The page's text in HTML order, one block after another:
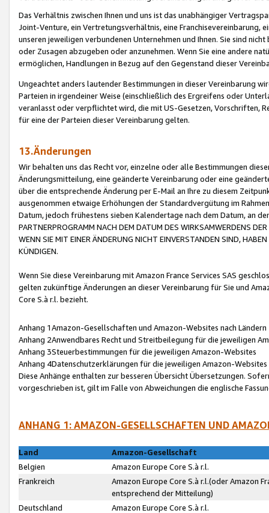
Das Verhältnis zwischen Ihnen und uns ist das unabhängiger
Joint-Venture, ein Vertretungsverhältnis, eine Franchisevereinbarung,
unseren jeweiligen verbundenen Unternehmen und Ihnen. Sie sind
oder Zusagen abzugeben oder anzunehmen. Wenn Sie eine andere
ermöglichen, Handlungen in Bezug auf den Gegenstand dieser
Ungeachtet anders lautender Bestimmungen in dieser Vereinbarung
Parteien in irgendeiner Weise (einschließlich des Ergreifens oder
veranlasst oder verpflichtet wird, die mit US-Gesetzen, Vorschriften,
für eine der Parteien dieser Vereinbarung gelten.
13.Änderungen
Wir behalten uns das Recht vor, einzelne oder alle Bestimmungen
Änderungsmitteilung, eine geänderte Vereinbarung oder eine
über die entsprechende Änderung per E-Mail an Ihre zu diesem
ausgenommen etwaige Erhöhungen der Standardvergütung im
Datum, jedoch frühestens sieben Kalendertage nach dem Datum, an
PARTNERPROGRAMM NACH DEM DATUM DES WIRKSAMWERDENS
WENN SIE MIT EINER ÄNDERUNG NICHT EINVERSTANDEN SIND,
KÜNDIGEN.
Wenn Sie diese Vereinbarung mit Amazon France Services SAS
gelten zukünftige Änderungen an dieser Vereinbarung für Sie und
Core S.à r.l. bezieht.
Anhang 1Amazon-Gesellschaften und Amazon-Websites nach Ländern
Anhang 2Anwendbares Recht und Streitbeilegung für die jeweiligen
Anhang 3Steuerbestimmungen für die jeweiligen Amazon-Websites
Anhang 4Datenschutzerklärungen für die jeweiligen Amazon-Websites
Diese Anhänge enthalten zur besseren Übersicht Übersetzungen.
vorgeschrieben ist, gilt im Falle von Abweichungen die englische
ANHANG 1: AMAZON-GESELLSCHAFTEN UND
Land
Amazon-Gesellschaft
Belgien
Amazon Europe Core S.à r.l.
Frankreich
Amazon Europe Core S.à r.l.(oder Amazon
entsprechend der Mitteilung)
Deutschland
Amazon Europe Core S.à r.l.